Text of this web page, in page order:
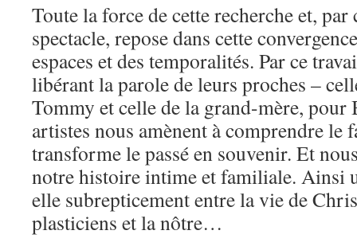
Toute la force de cette recherche et, par
spectacle, repose dans cette
espaces et des temporalités. Par ce
libérant la parole de leurs proches –
Tommy et celle de la grand-mère, pour
artistes nous amènent à comprendre le
transforme le passé en souvenir. Et
notre histoire intime et familiale. Ainsi
elle subrepticement entre la vie de
plasticiens et la nôtre…